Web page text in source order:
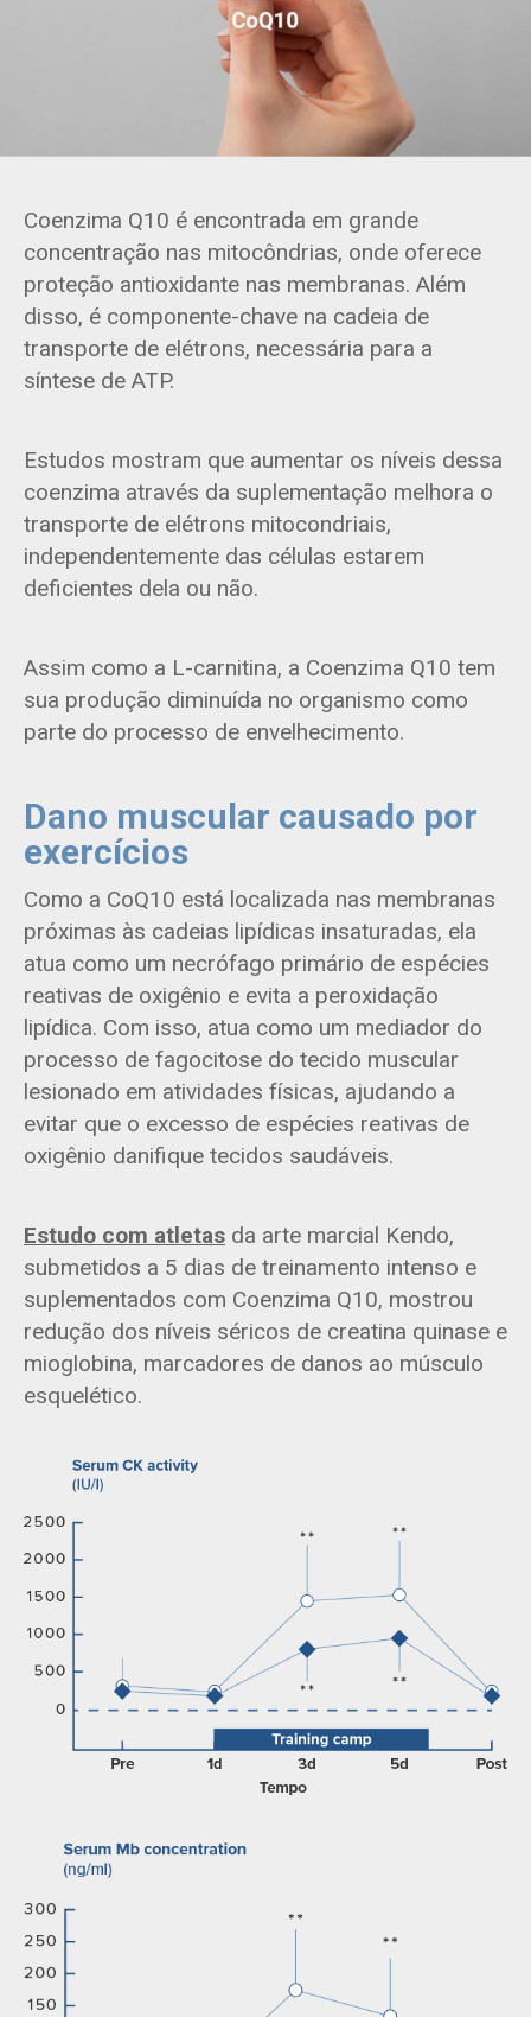
Coenzima Q10 é encontrada em grande
concentração nas mitocôndrias, onde oferece
proteção antioxidante nas membranas. Além
disso, é componente-chave na cadeia de
transporte de elétrons, necessária para a
síntese de ATP.
Estudos mostram que aumentar os níveis dessa
coenzima através da suplementação melhora o
transporte de elétrons mitocondriais,
independentemente das células estarem
deficientes dela ou não.
Assim como a L-carnitina, a Coenzima Q10 tem
sua produção diminuída no organismo como
parte do processo de envelhecimento.
Dano muscular causado por
exercícios
​​Como a CoQ10 está localizada nas membranas
próximas às cadeias lipídicas insaturadas, ela
atua como um necrófago primário de espécies
reativas de oxigênio e evita a peroxidação
lipídica. Com isso, atua como um mediador do
processo de fagocitose do tecido muscular
lesionado em atividades físicas, ajudando a
evitar que o excesso de espécies reativas de
oxigênio danifique tecidos saudáveis.
Estudo com atletas da arte marcial Kendo,
submetidos a 5 dias de treinamento intenso e
suplementados com Coenzima Q10, mostrou
redução dos níveis séricos de creatina quinase e
mioglobina, marcadores de danos ao músculo
esquelético.